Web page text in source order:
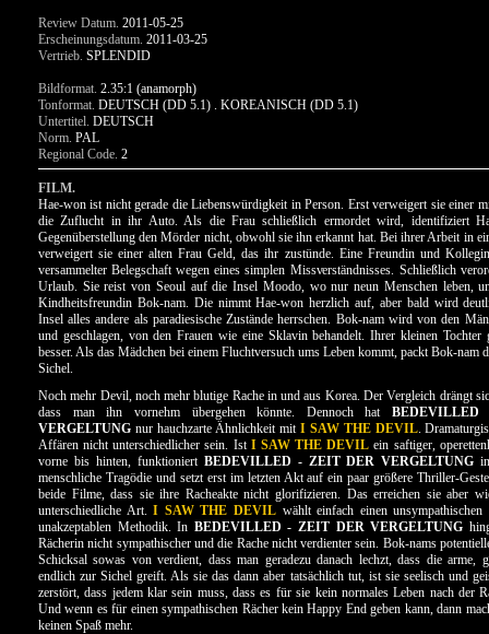
Review Datum. 2011-05-25
Erscheinungsdatum. 2011-03-25
Vertrieb. SPLENDID
Bildformat. 2.35:1 (anamorph)
Tonformat. DEUTSCH (DD 5.1) . KOREANISCH (DD 5.1)
Untertitel. DEUTSCH
Norm. PAL
Regional Code. 2
FILM.
Hae-won ist nicht gerade die Liebenswürdigkeit in Person. Erst verweigert sie einer
die Zuflucht in ihr Auto. Als die Frau schließlich ermordet wird, identifiziert
Gegenüberstellung den Mörder nicht, obwohl sie ihn erkannt hat. Bei ihrer Arbeit in
verweigert sie einer alten Frau Geld, das ihr zustünde. Eine Freundin und
versammelter Belegschaft wegen eines simplen Missverständnisses. Schließlich
Urlaub. Sie reist von Seoul auf die Insel Moodo, wo nur neun Menschen leben,
Kindheitsfreundin Bok-nam. Die nimmt Hae-won herzlich auf, aber bald wird
Insel alles andere als paradiesische Zustände herrschen. Bok-nam wird von den
und geschlagen, von den Frauen wie eine Sklavin behandelt. Ihrer kleinen Tochter
besser. Als das Mädchen bei einem Fluchtversuch ums Leben kommt, packt Bok-nam
Sichel.
Noch mehr Devil, noch mehr blutige Rache in und aus Korea. Der Vergleich drängt
dass man ihn vornehm übergehen könnte. Dennoch hat
VERGELTUNG nur hauchzarte Ähnlichkeit mitI SAW THE DEVIL.
Affären nicht unterschiedlicher sein. Ist I SAW THE DEVIL ein saftiger,
vorne bis hinten, funktioniert BEDEVILLED - ZEIT DER VERGELTUNG
menschliche Tragödie und setzt erst im letzten Akt auf ein paar größere Thriller-
beide Filme, dass sie ihre Racheakte nicht glorifizieren. Das erreichen sie aber
unterschiedliche Art.I SAW THE DEVILwählt einfach einen unsympathischen
unakzeptablen Methodik. In BEDEVILLED - ZEIT DER VERGELTUNG
Rächerin nicht sympathischer und die Rache nicht verdienter sein. Bok-nams
Schicksal sowas von verdient, dass man geradezu danach lechzt, dass die arme,
endlich zur Sichel greift. Als sie das dann aber tatsächlich tut, ist sie seelisch und
zerstört, dass jedem klar sein muss, dass es für sie kein normales Leben nach der
Und wenn es für einen sympathischen Rächer kein Happy End geben kann, dann
keinen Spaß mehr.